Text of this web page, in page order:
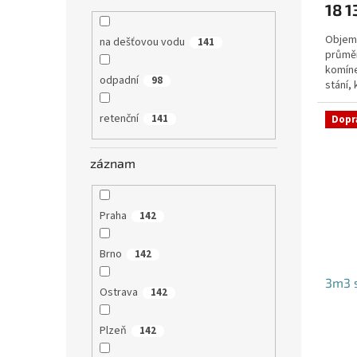
na dešťovou vodu 141
odpadní 98
retenční 141
záznam
Praha 142
Brno 142
Ostrava 142
Plzeň 142
18
stání,
3m3